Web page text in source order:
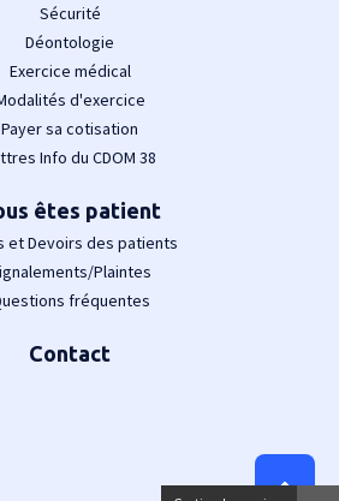
Sécurité
Déontologie
Exercice médical
d'exercice
Payer sa cotisation
Info du CDOM 38
êtes patient
et Devoirs des patients
Plaintes
fréquentes
Contact